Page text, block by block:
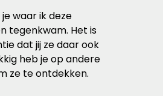
waar ik deze
tegenkwam. Het is
dat jij ze daar ook
heb je op andere
ze te ontdekken.